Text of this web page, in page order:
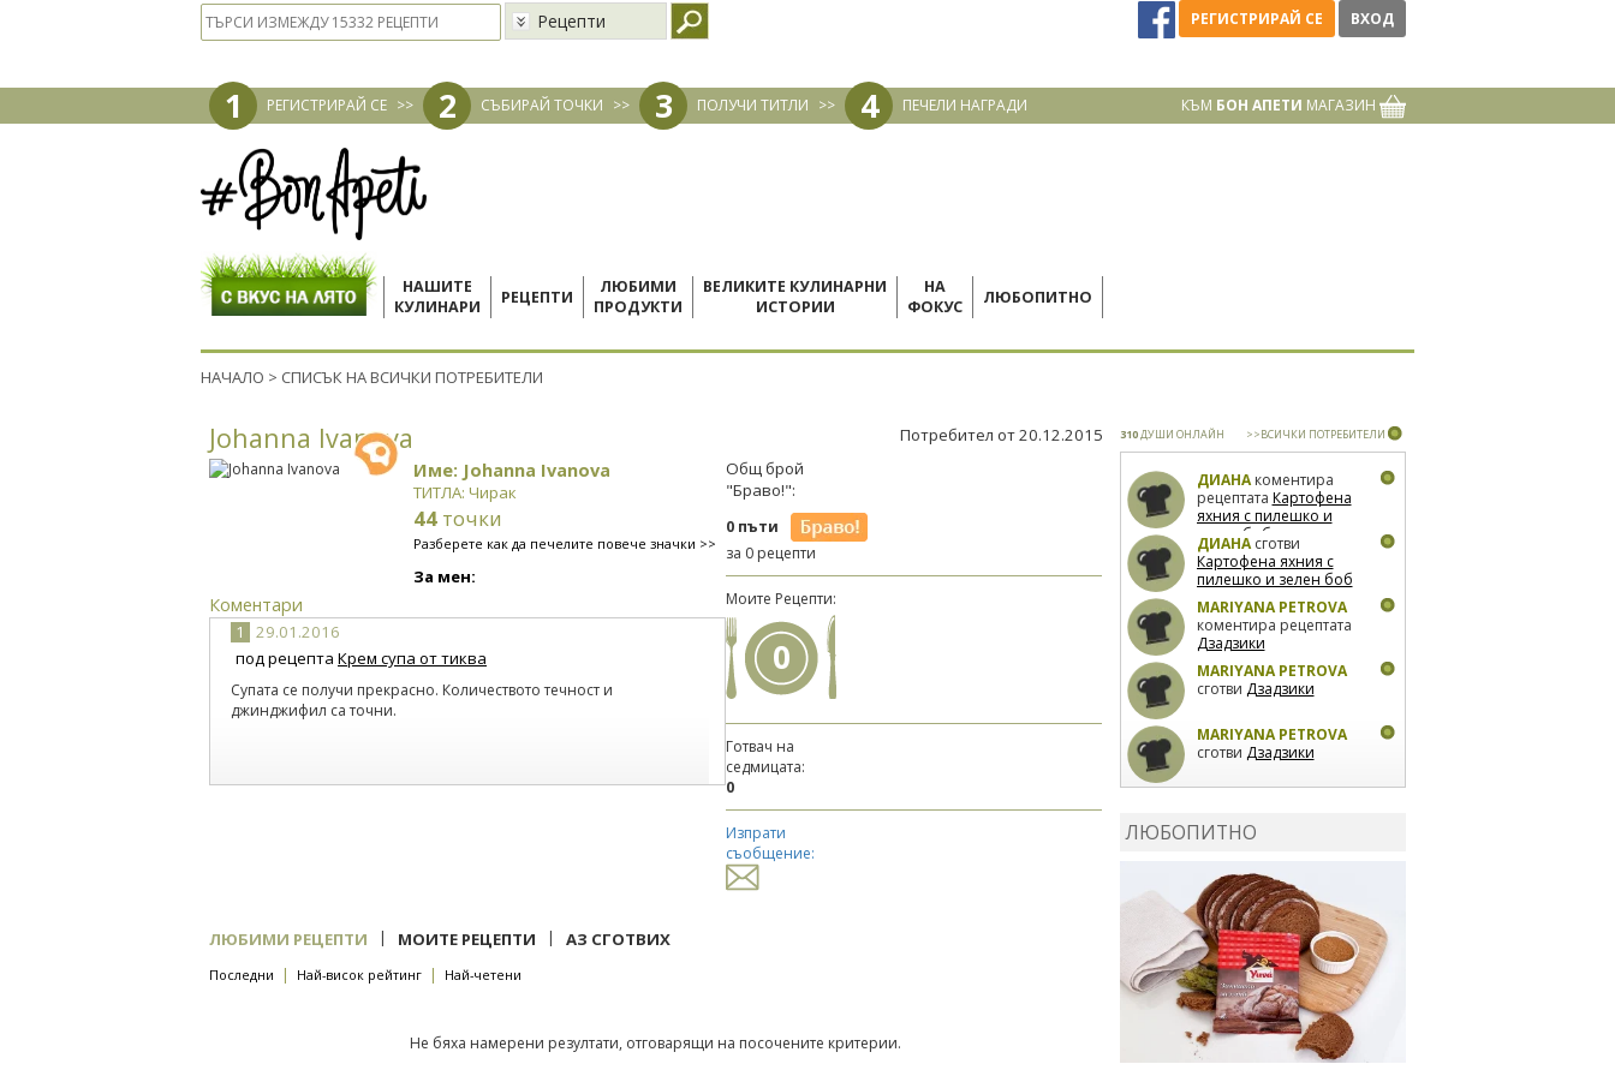
Рецепти РЕГИСТРИРАЙ СЕ ВХОД
1 РЕГИСТРИРАЙ СЕ >> 2 СЪБИРАЙ ТОЧКИ >> 3 ПОЛУЧИ ТИТЛИ >> 4 ПЕЧЕЛИ НАГРАДИ КЪМ БОН АПЕТИ МАГАЗИН
НАШИТЕ
КУЛИНАРИ
РЕЦЕПТИ
ЛЮБИМИ
ПРОДУКТИ
ВЕЛИКИТЕ КУЛИНАРНИ
ИСТОРИИ
НА
ФОКУС
ЛЮБОПИТНО
НАЧАЛО > СПИСЪК НА ВСИЧКИ ПОТРЕБИТЕЛИ
Johanna Ivanova Потребител от 20.12.2015
Име: Johanna Ivanova
ТИТЛА: Чирак
44 точки
Разберете как да печелите повече значки >>
За мен:
Коментари
1
29.01.2016
под рецепта Крем супа от тиква
Супата се получи прекрасно. Количеството течност и
джинджифил са точни.
Общ брой
"Браво!":
0 пъти
за 0 рецепти
Моите Рецепти:
0
Готвач на
седмицата:
0
Изпрати
съобщение:
ЛЮБИМИ РЕЦЕПТИ | МОИТЕ РЕЦЕПТИ | АЗ СГОТВИХ
Последни | Най-висок рейтинг | Най-четени
Не бяха намерени резултати, отговарящи на посочените критерии.
310ДУШИ ОНЛАЙН >>ВСИЧКИ ПОТРЕБИТЕЛИ
ДИАНАкоментира
рецептата Картофена
яхния с пилешко и
зелен боб
ДИАНАсготви
Картофена яхния с
пилешко и зелен боб
MARIYANA PETROVA
коментира рецептата
Дзадзики
MARIYANA PETROVA
сготви Дзадзики
MARIYANA PETROVA
сготви Дзадзики
фурна
рецептатаСвински
ребра с печени
картофи
ЛЮБОПИТНО